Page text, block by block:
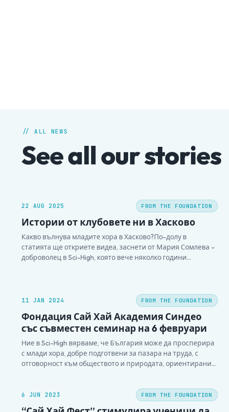
// ALL NEWS
See all our stories
22 AUG 2025 FROM THE FOUNDATION
Истории от клубовете ни в Хасково
Какво вълнува младите хора в Хасково?По-долу в
статията ще откриете видеа, заснети от Мария Сомлева –
доброволец в Sci-High, която вече няколко години
отбора…
11 JAN 2024 FROM THE FOUNDATION
Фондация Сай Хай Академия Синдео
със съвместен семинар на 6 февруари
Ние в Sci-High вярваме, че България може да просперира
с млади хора, добре подготвени за пазара на труда, с
отговорност към обществото и природата, ориентирани
и научния подход, както и развиването на умения за
комуникация и работа…
6 JUN 2023 FROM THE FOUNDATION